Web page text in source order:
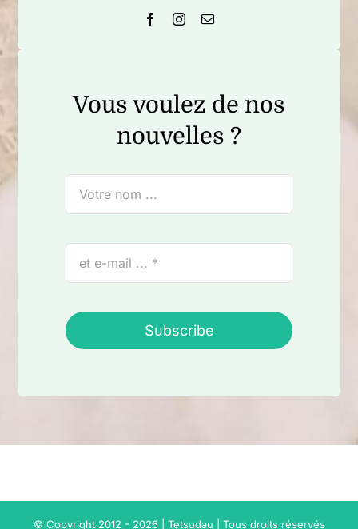
Vous voulez de nos
nouvelles ?
Subscribe
© Copyright 2012 - 2026 | Tetsudau | Tous droits réservés